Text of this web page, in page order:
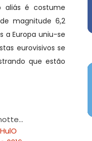
aliás é costume
magnitude 6,2
a Europa uniu-se
eurovisivos se
que estão